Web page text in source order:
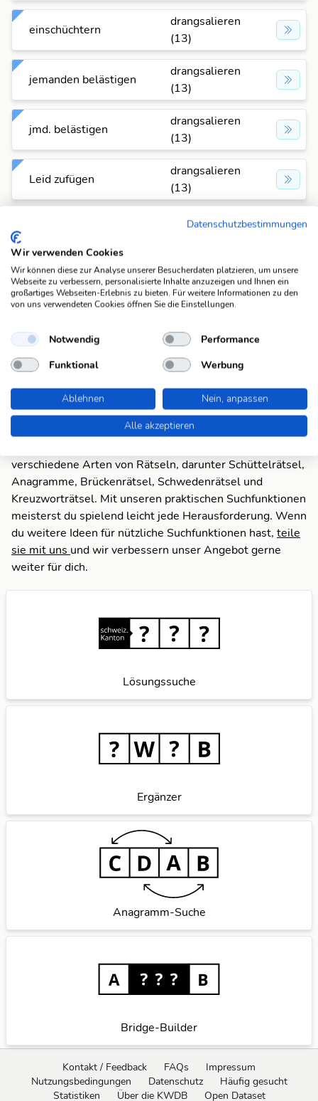
einschüchtern
drangsalieren
(13)
jemanden belästigen
drangsalieren
(13)
jmd. belästigen
drangsalieren
(13)
Leid zufügen
drangsalieren
(13)
drangsalieren
plagen
drangsalieren
(13)
quälen, peinigen
(13)
drangsalieren
(13)
verschiedene Arten von Rätseln, darunter Schüttelrätsel,
Anagramme, Brückenrätsel, Schwedenrätsel und
Kreuzworträtsel. Mit unseren praktischen Suchfunktionen
meisterst du spielend leicht jede Herausforderung. Wenn
du weitere Ideen für nützliche Suchfunktionen hast, teile
sie mit uns und wir verbessern unser Angebot gerne
weiter für dich.
Lösungssuche
Ergänzer
Anagramm-Suche
Bridge-Builder
Kontakt / Feedback FAQs
Impressum
Nutzungsbedingungen
Datenschutz
Häufig gesucht
Statistiken
Über die KWDB Open Dataset
Datenschutzbestimmungen
Wir verwenden Cookies
Wir können diese zur Analyse unserer Besucherdaten platzieren, um unsere
Webseite zu verbessern, personalisierte Inhalte anzuzeigen und Ihnen ein
großartiges Webseiten-Erlebnis zu bieten. Für weitere Informationen zu den
von uns verwendeten Cookies öffnen Sie die Einstellungen.
Notwendig
Performance
Funktional
Werbung
Ablehnen
Nein, anpassen
Alle akzeptieren